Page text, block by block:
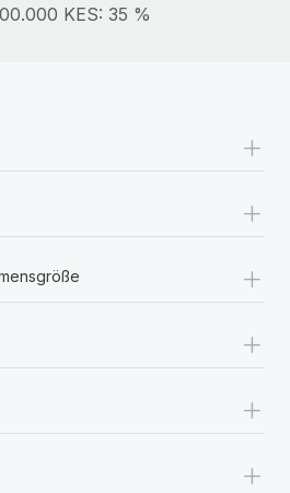
KES: 35 %
+
+
+
+
+
+